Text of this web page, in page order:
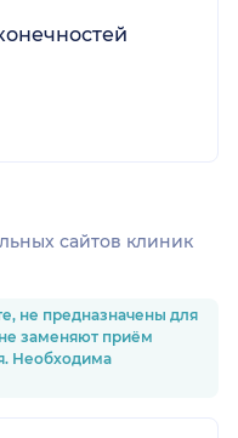
сайтов клиник
не предназначены для
заменяют приём
Необходима